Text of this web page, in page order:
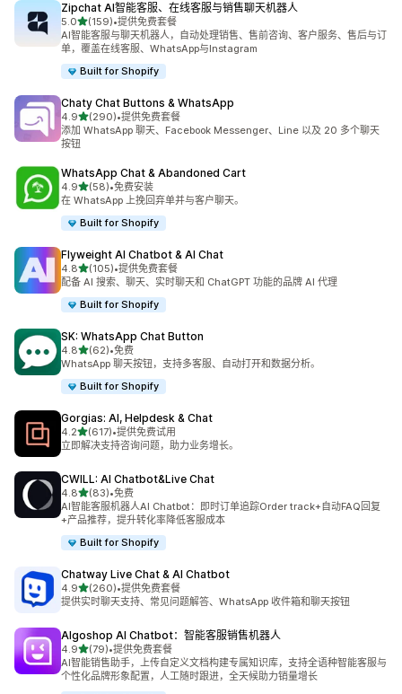
Zipchat AI智能客服、在线客服与销售聊天机器人
5.0星（满分 5 星）
(159)
总共 159 条评论
•提供免费套餐
AI智能客服与聊天机器人，自动处理销售、售前咨询、客户服务、售后与订
单，覆盖在线客服、WhatsApp与Instagram
Built for Shopify
Chaty Chat Buttons & WhatsApp
4.9星（满分 5 星）
(290)
总共 290 条评论
•提供免费套餐
添加 WhatsApp 聊天、Facebook Messenger、Line 以及 20 多个聊天
按钮
WhatsApp Chat & Abandoned Cart
4.9星（满分 5 星）
(58)
总共 58 条评论
•免费安装
在 WhatsApp 上挽回弃单并与客户聊天。
Built for Shopify
Flyweight AI Chatbot & AI Chat
4.8星（满分 5 星）
(105)
总共 105 条评论
•提供免费套餐
配备 AI 搜索、聊天、实时聊天和 ChatGPT 功能的品牌 AI 代理
Built for Shopify
SK: WhatsApp Chat Button
4.8星（满分 5 星）
(62)
总共 62 条评论
•免费
WhatsApp 聊天按钮，支持多客服、自动打开和数据分析。
Built for Shopify
Gorgias: AI, Helpdesk & Chat
4.2星（满分 5 星）
(617)
总共 617 条评论
•提供免费试用
立即解决支持咨询问题，助力业务增长。
CWILL: AI Chatbot&Live Chat
4.8星（满分 5 星）
(83)
总共 83 条评论
•免费
AI智能客服机器人AI Chatbot：即时订单追踪Order track+自动FAQ回复
+产品推荐，提升转化率降低客服成本
Built for Shopify
Chatway Live Chat & AI Chatbot
4.9星（满分 5 星）
(260)
总共 260 条评论
•提供免费套餐
提供实时聊天支持、常见问题解答、WhatsApp 收件箱和聊天按钮
Algoshop AI Chatbot：智能客服销售机器人
4.9星（满分 5 星）
(79)
总共 79 条评论
•提供免费套餐
AI智能销售助手，上传自定义文档构建专属知识库，支持全语种智能客服与
个性化品牌形象配置，人工随时跟进，全天候助力销量增长